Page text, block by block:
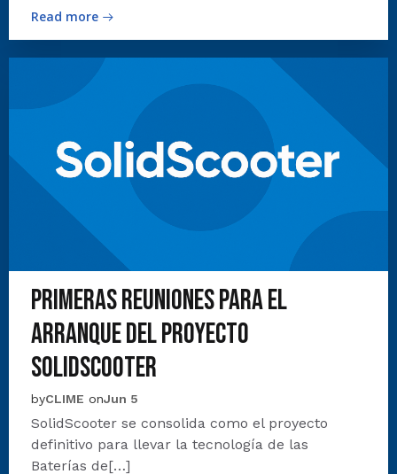
Read more
Primeras reuniones para el
arranque del proyecto
SolidScooter
byCLIME onJun 5
SolidScooter se consolida como el proyecto
definitivo para llevar la tecnología de las
Baterías de[…]